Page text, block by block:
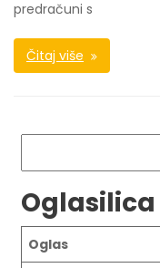
predračuni s
Čitaj više
Oglasilica
Oglas